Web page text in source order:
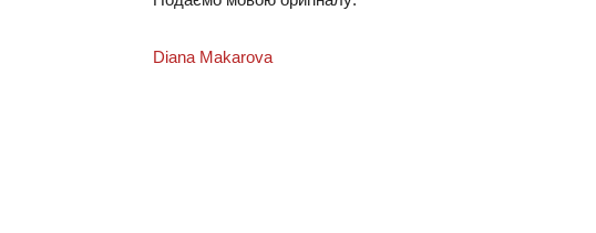
Diana Makarova